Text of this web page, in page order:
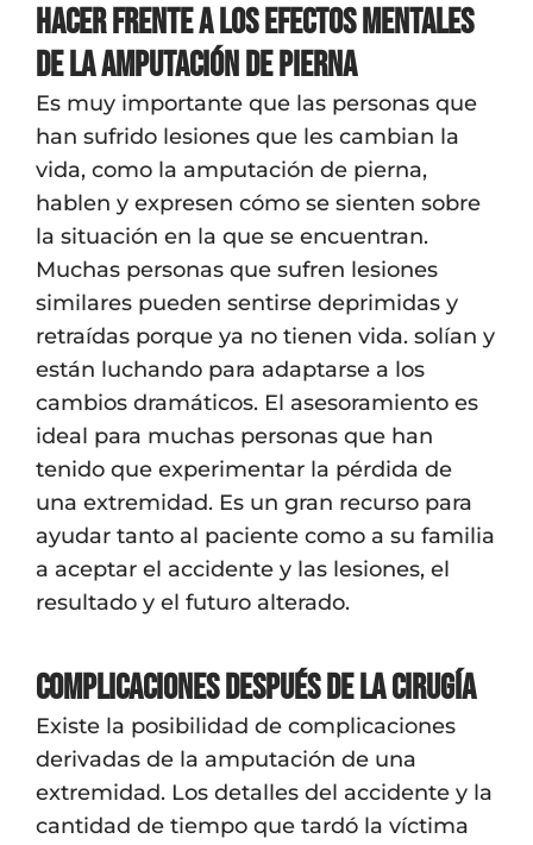
Hacer frente a los efectos mentales
de la amputación de pierna
Es muy importante que las personas que
han sufrido lesiones que les cambian la
vida, como la amputación de pierna,
hablen y expresen cómo se sienten sobre
la situación en la que se encuentran.
Muchas personas que sufren lesiones
similares pueden sentirse deprimidas y
retraídas porque ya no tienen vida. solían y
están luchando para adaptarse a los
cambios dramáticos. El asesoramiento es
ideal para muchas personas que han
tenido que experimentar la pérdida de
una extremidad. Es un gran recurso para
ayudar tanto al paciente como a su familia
a aceptar el accidente y las lesiones, el
resultado y el futuro alterado.
Complicaciones después de la cirugía
Existe la posibilidad de complicaciones
derivadas de la amputación de una
extremidad. Los detalles del accidente y la
cantidad de tiempo que tardó la víctima